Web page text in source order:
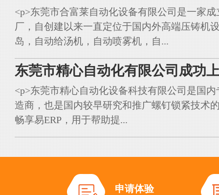
<p>东莞市合富莱自动化设备有限公司是一家
厂，自创建以来一直定位于国内外高端压铸机
岛，自动给汤机，自动喷雾机，自...
东莞市精心自动化有限公司成功
<p>东莞市精心自动化设备科技有限公司是国
造商，也是国内较早研究和推广螺钉锁紧技术
畅享易ERP，用于帮助提...
申请体验